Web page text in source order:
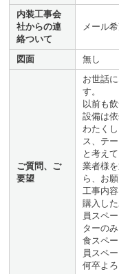
内装工事会
社からの連
絡ついて
メール
図面 無し
ご質問、ご
要望
お世話
す。
以前も
設備は
わたく
ス、テ
と考え
業者様
ら、お
工事内
購入し
員スペ
ターの
食スペ
員スペ
何卒よ